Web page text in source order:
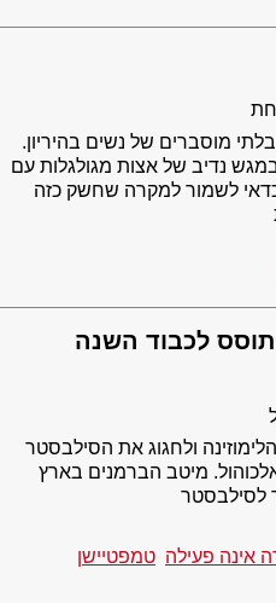
מוסברים של נשים בהיריון.
במגש נדיב של אצות מגולגלות עם
לשמור למקרה שחשק כזה
תוסס לכבוד השנה
ולחגוג את הסילבסטר
מיטב הברמנים בארץ
לסילבסטר
אינה פעילה טמפטיישן